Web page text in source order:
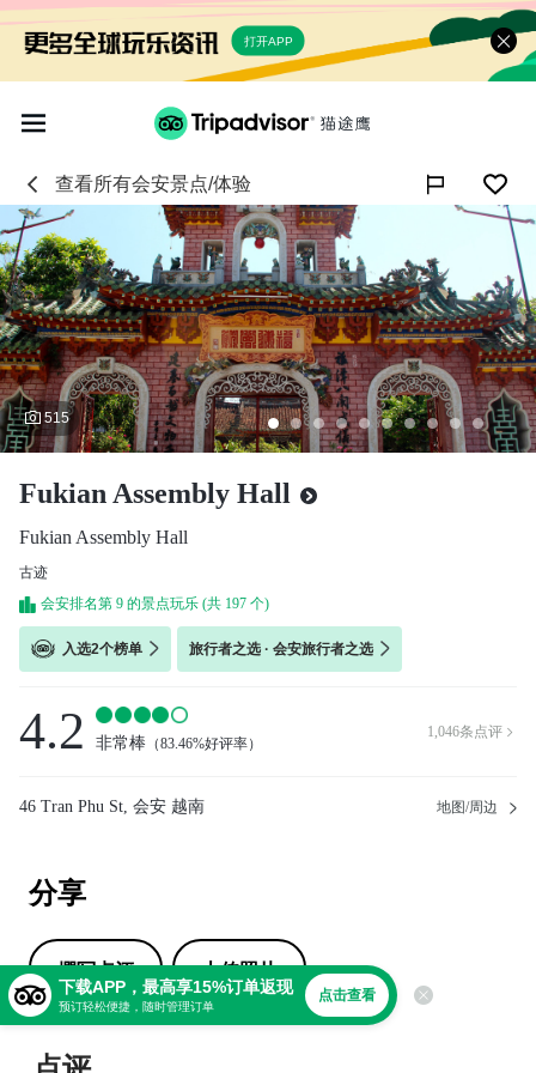
打开APP
查看所有会安景点/体验
 515
Fukian Assembly Hall
Fukian Assembly Hall
古迹
会安排名第 9 的景点玩乐 (共 197 个)
入选2个榜单 旅行者之选 · 会安旅行者之选
4.2 非常棒 （83.46%好评率）
1,046条点评 
46 Tran Phu St, 会安 越南 地图/周边
分享
撰写点评 上传照片
下载APP，最高享15%订单返现
预订轻松便捷，随时管理订单
点击查看